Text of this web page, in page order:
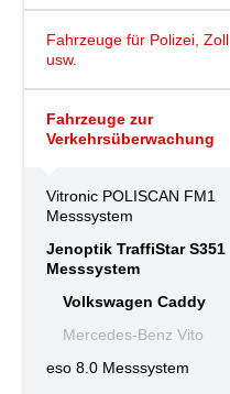
Fahrzeuge für Polizei, Zoll
usw.
Fahrzeuge zur
Verkehrsüberwachung
Vitronic POLISCAN FM1
Messsystem
Jenoptik TraffiStar S351
Messsystem
Volkswagen Caddy
Mercedes-Benz Vito
eso 8.0 Messsystem